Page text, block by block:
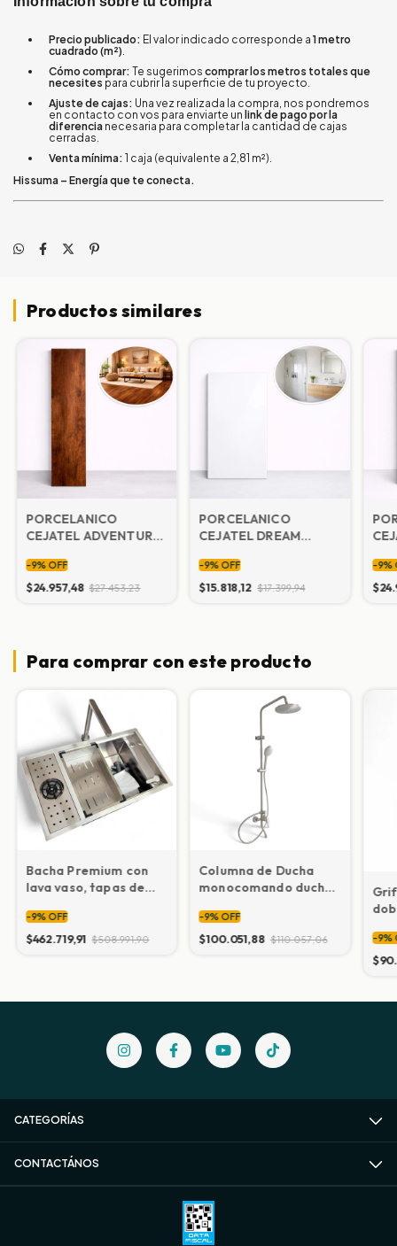
Precio publicado: El valor indicado corresponde a 1 metro
cuadrado (m²)
Cómo comprar: Te sugerimos comprar los metros totales que
necesites para cubrir la superficie de tu proyecto.
Ajuste de cajas: Una vez realizada la compra, nos pondremos
en contacto con vos para enviarte un link de pago por la
diferencia necesaria para completar la cantidad de cajas
cerradas.
Venta mínima: 1 caja (equivalente a 2,81 m²).
Hissuma – Energía que te conecta.
Productos similares
PORCELANICO
CEJATEL ADVENTURE
-9% OFF
$24.957,48 $27.453,23
PORCELANICO
CEJATEL DREAM
-9% OFF
$15.818,12 $17.399,94
-9%
Para comprar con este producto
Bacha Premium con
lava vaso, tapas de
-9% OFF
$462.719,91 $508.991,90
Columna de Ducha
monocomando ducha
-9% OFF
$100.051,88 $110.057,06 -9%
CATEGORÍAS
CONTACTÁNOS